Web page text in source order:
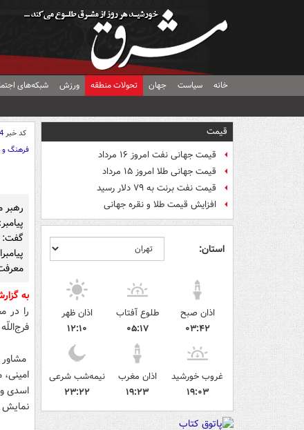
خانه سیاست جهان تحولات منطقه ورزش شبکه‌های
قیمت
قیمت جهانی نفت امروز ۱۶ مرداد
قیمت جهانی طلا امروز ۱۵ مرداد
قیمت نفت برنت به ۷۹ دلار رسید
افزایش قیمت طلا و نقره جهانی
استان:
اذان صبح
۰۳:۴۲
طلوع آفتاب
۰۵:۱۷
اذان ظهر
۱۲:۱۰
غروب خورشید
۱۹:۰۳
اذان مغرب
۱۹:۲۳
نیمه‌شب شرعی
۲۳:۲۲
کد خبر
فرهنگ و
به
را در
نمایش